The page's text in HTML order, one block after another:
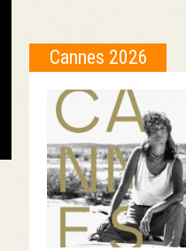
Cannes 2026